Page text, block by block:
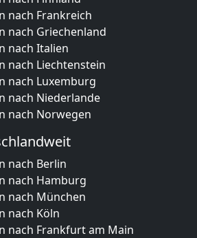
nach Frankreich
nach Griechenland
nach Italien
nach Liechtenstein
nach Luxemburg
nach Niederlande
nach Norwegen
nach Berlin
nach Hamburg
nach München
nach Köln
nach Frankfurt am Main